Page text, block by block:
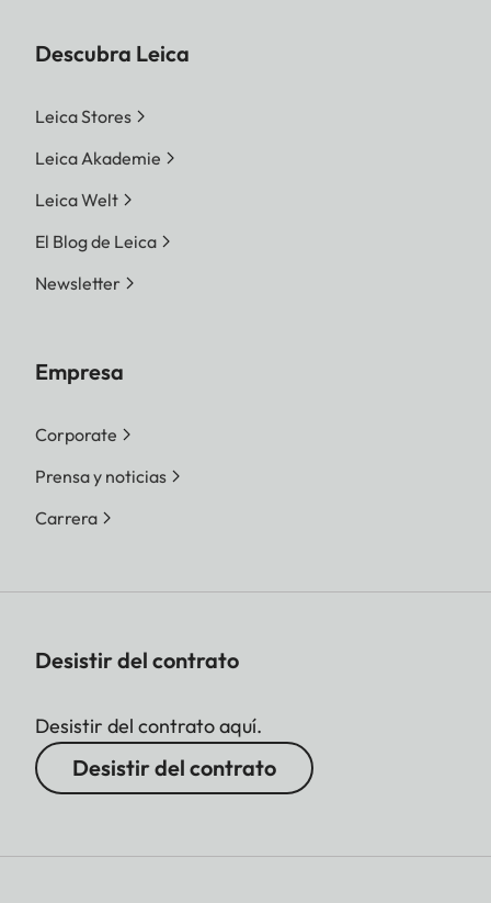
Descubra Leica
Leica Stores
Leica Akademie
Leica Welt
El Blog de Leica
Newsletter
Empresa
Corporate
Prensa y noticias
Carrera
Desistir del contrato
Desistir del contrato aquí.
Desistir del contrato